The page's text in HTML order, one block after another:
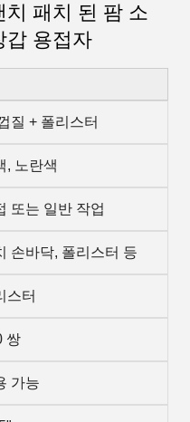
패치 된 팜 소
갑 용접자
질 + 폴리스터
, 노란색
또는 일반 작업
손바닥, 폴리스터 등
스터
쌍
가능